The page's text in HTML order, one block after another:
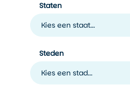
Staten
Kies een staat...
Steden
Kies een stad...